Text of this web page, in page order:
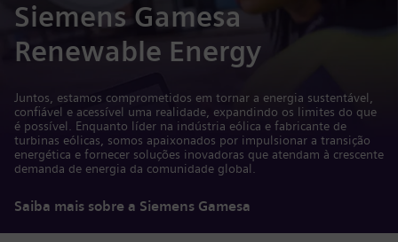
Siemens Gamesa
Renewable Energy
Juntos, estamos comprometidos em tornar a energia sustentável,
confiável e acessível uma realidade, expandindo os limites do que
é possível. Enquanto líder na indústria eólica e fabricante de
turbinas eólicas, somos apaixonados por impulsionar a transição
energética e fornecer soluções inovadoras que atendam à crescente
demanda de energia da comunidade global.
Saiba mais sobre a Siemens Gamesa